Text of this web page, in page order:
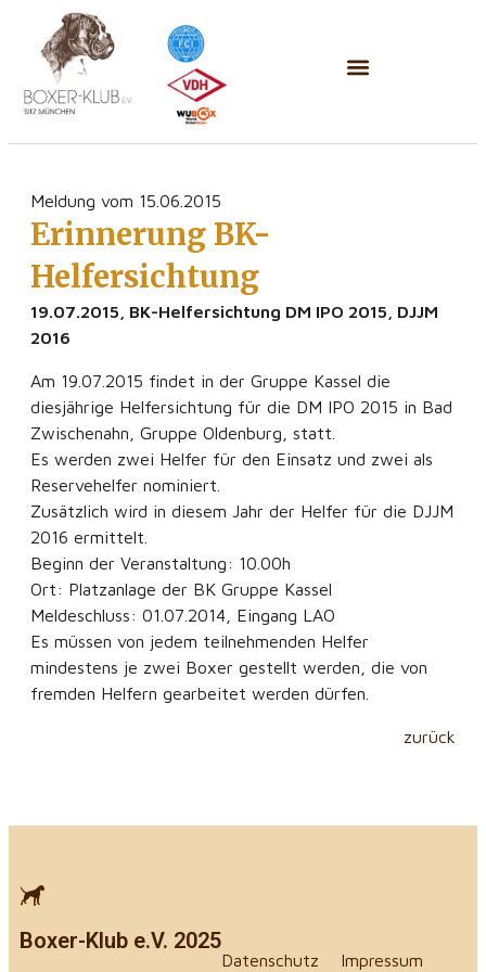
zurück
Meldung vom 15.06.2015
Erinnerung BK-
Helfersichtung
19.07.2015, BK-Helfersichtung DM IPO 2015, DJJM
2016
Am 19.07.2015 findet in der Gruppe Kassel die
diesjährige Helfersichtung für die DM IPO 2015 in Bad
Zwischenahn, Gruppe Oldenburg, statt.
Es werden zwei Helfer für den Einsatz und zwei als
Reservehelfer nominiert.
Zusätzlich wird in diesem Jahr der Helfer für die DJJM
2016 ermittelt.
Beginn der Veranstaltung: 10.00h
Ort: Platzanlage der BK Gruppe Kassel
Meldeschluss: 01.07.2014, Eingang LAO
Es müssen von jedem teilnehmenden Helfer
mindestens je zwei Boxer gestellt werden, die von
fremden Helfern gearbeitet werden dürfen.
Boxer-Klub e.V. 2025
Datenschutz Impressum